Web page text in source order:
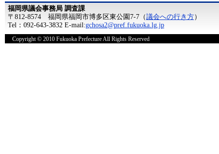
福岡県議会事務局 調査課
〒812-8574 福岡県福岡市博多区東公園7-7（議会への行き方）
Tel：092-643-3832 E-mail:gchosa2@pref.fukuoka.lg.jp
Copyright © 2010 Fukuoka Prefecture All Rights Reserved